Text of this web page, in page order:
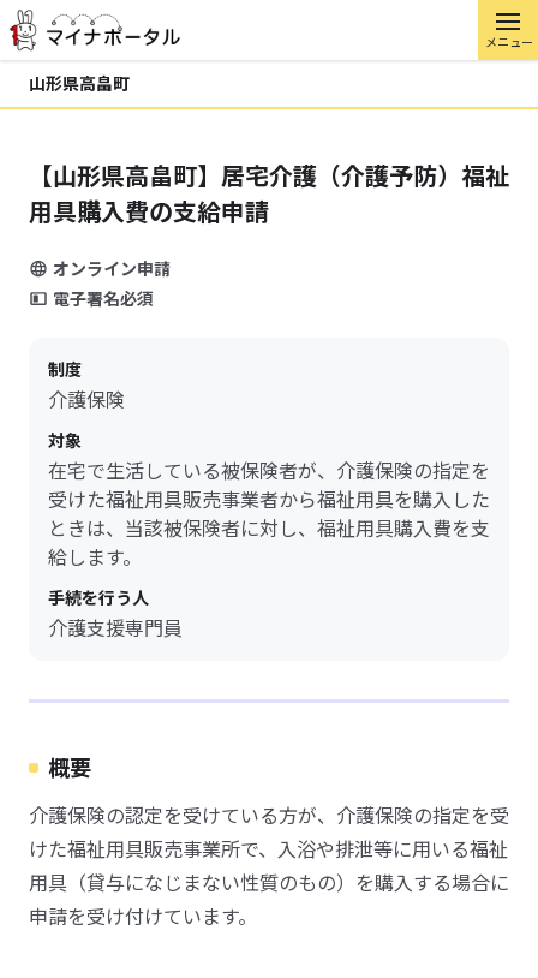
メニュー
山形県高畠町
【山形県高畠町】居宅介護（介護予防）福祉
用具購入費の支給申請
オンライン申請
電子署名必須
制度
介護保険
対象
在宅で生活している被保険者が、介護保険の指定を
受けた福祉用具販売事業者から福祉用具を購入した
ときは、当該被保険者に対し、福祉用具購入費を支
給します。
手続を行う人
介護支援専門員
概要
介護保険の認定を受けている方が、介護保険の指定を受
けた福祉用具販売事業所で、入浴や排泄等に用いる福祉
用具（貸与になじまない性質のもの）を購入する場合に
申請を受け付けています。